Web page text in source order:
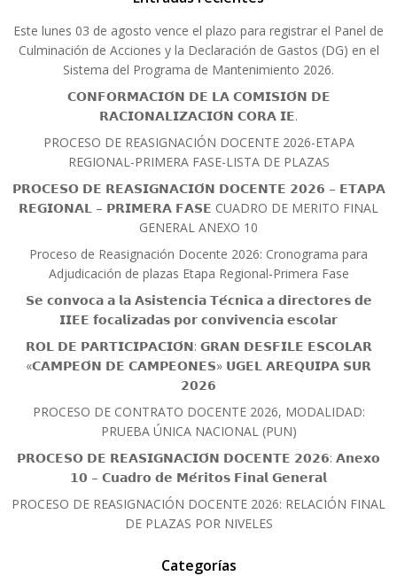
Este lunes 03 de agosto vence el plazo para registrar el Panel de
Culminación de Acciones y la Declaración de Gastos (DG) en el
Sistema del Programa de Mantenimiento 2026.
𝗖𝗢𝗡𝗙𝗢𝗥𝗠𝗔𝗖𝗜𝗢́𝗡 𝗗𝗘 𝗟𝗔 𝗖𝗢𝗠𝗜𝗦𝗜𝗢́𝗡 𝗗𝗘
𝗥𝗔𝗖𝗜𝗢𝗡𝗔𝗟𝗜𝗭𝗔𝗖𝗜𝗢́𝗡 𝗖𝗢𝗥𝗔 𝗜𝗘.
PROCESO DE REASIGNACIÓN DOCENTE 2026-ETAPA
REGIONAL-PRIMERA FASE-LISTA DE PLAZAS
𝗣𝗥𝗢𝗖𝗘𝗦𝗢 𝗗𝗘 𝗥𝗘𝗔𝗦𝗜𝗚𝗡𝗔𝗖𝗜𝗢́𝗡 𝗗𝗢𝗖𝗘𝗡𝗧𝗘 𝟮𝟬𝟮𝟲 – 𝗘𝗧𝗔𝗣𝗔
𝗥𝗘𝗚𝗜𝗢𝗡𝗔𝗟 – 𝗣𝗥𝗜𝗠𝗘𝗥𝗔 𝗙𝗔𝗦𝗘 CUADRO DE MERITO FINAL
GENERAL ANEXO 10
Proceso de Reasignación Docente 2026: Cronograma para
Adjudicación de plazas Etapa Regional-Primera Fase
𝗦𝗲 𝗰𝗼𝗻𝘃𝗼𝗰𝗮 𝗮 𝗹𝗮 𝗔𝘀𝗶𝘀𝘁𝗲𝗻𝗰𝗶𝗮 𝗧𝗲́𝗰𝗻𝗶𝗰𝗮 𝗮 𝗱𝗶𝗿𝗲𝗰𝘁𝗼𝗿𝗲𝘀 𝗱𝗲
𝗜𝗜𝗘𝗘 𝗳𝗼𝗰𝗮𝗹𝗶𝘇𝗮𝗱𝗮𝘀 𝗽𝗼𝗿 𝗰𝗼𝗻𝘃𝗶𝘃𝗲𝗻𝗰𝗶𝗮 𝗲𝘀𝗰𝗼𝗹𝗮𝗿
𝗥𝗢𝗟 𝗗𝗘 𝗣𝗔𝗥𝗧𝗜𝗖𝗜𝗣𝗔𝗖𝗜𝗢́𝗡: 𝗚𝗥𝗔𝗡 𝗗𝗘𝗦𝗙𝗜𝗟𝗘 𝗘𝗦𝗖𝗢𝗟𝗔𝗥
«𝗖𝗔𝗠𝗣𝗘𝗢́𝗡 𝗗𝗘 𝗖𝗔𝗠𝗣𝗘𝗢𝗡𝗘𝗦» 𝗨𝗚𝗘𝗟 𝗔𝗥𝗘𝗤𝗨𝗜𝗣𝗔 𝗦𝗨𝗥
𝟮𝟬𝟮𝟲
PROCESO DE CONTRATO DOCENTE 2026, MODALIDAD:
PRUEBA ÚNICA NACIONAL (PUN)
𝗣𝗥𝗢𝗖𝗘𝗦𝗢 𝗗𝗘 𝗥𝗘𝗔𝗦𝗜𝗚𝗡𝗔𝗖𝗜𝗢́𝗡 𝗗𝗢𝗖𝗘𝗡𝗧𝗘 𝟮𝟬𝟮𝟲: 𝗔𝗻𝗲𝘅𝗼
𝟭𝟬 – 𝗖𝘂𝗮𝗱𝗿𝗼 𝗱𝗲 𝗠𝗲́𝗿𝗶𝘁𝗼𝘀 𝗙𝗶𝗻𝗮𝗹 𝗚𝗲𝗻𝗲𝗿𝗮𝗹
PROCESO DE REASIGNACIÓN DOCENTE 2026: RELACIÓN FINAL
DE PLAZAS POR NIVELES
Categorías